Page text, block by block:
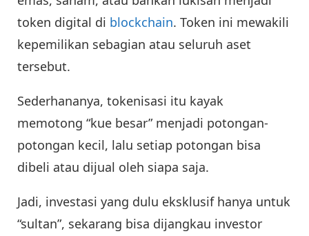
token digital di blockchain. Token ini mewakili
kepemilikan sebagian atau seluruh aset
tersebut.
Sederhananya, tokenisasi itu kayak
memotong “kue besar” menjadi potongan-
potongan kecil, lalu setiap potongan bisa
dibeli atau dijual oleh siapa saja.
Jadi, investasi yang dulu eksklusif hanya untuk
“sultan”, sekarang bisa dijangkau investor